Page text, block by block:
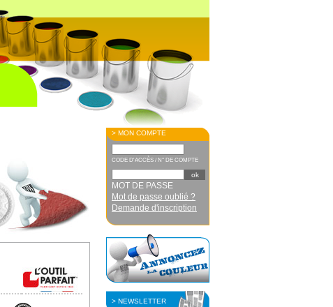
> MON COMPTE
CODE D'ACCÈS / N° DE COMPTE
MOT DE PASSE
Mot de passe oublié ?
Demande d'inscription
> NEWSLETTER